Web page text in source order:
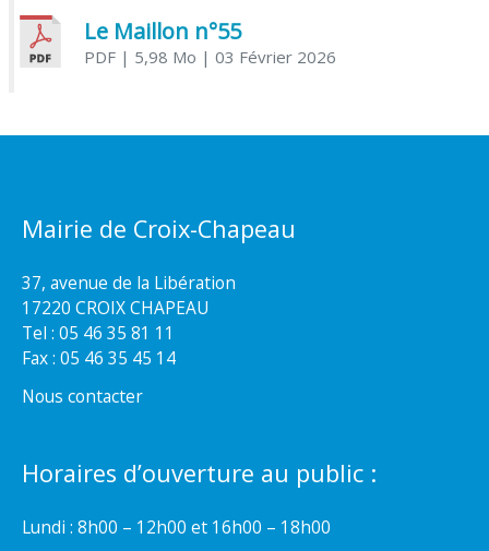
Le Maillon n°55
PDF| 5,98 Mo | 03 Février 2026
Mairie de Croix-Chapeau
37, avenue de la Libération
17220 CROIX CHAPEAU
Tel : 05 46 35 81 11
Fax : 05 46 35 45 14
Nous contacter
Horaires d’ouverture au public :
Lundi : 8h00 – 12h00 et 16h00 – 18h00